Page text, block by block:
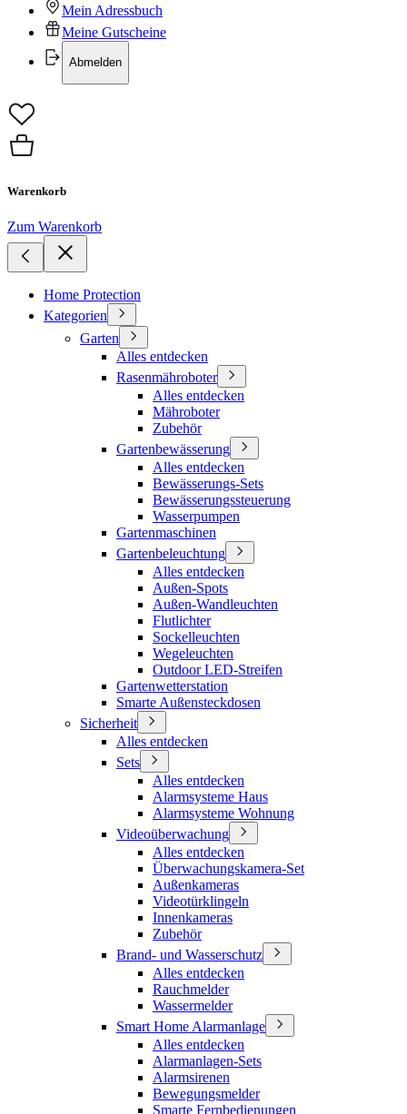
Mein Adressbuch
Meine Gutscheine
Abmelden
Warenkorb
Zum Warenkorb
Home Protection
Kategorien
Garten
Alles entdecken
Rasenmähroboter
Alles entdecken
Mähroboter
Zubehör
Gartenbewässerung
Alles entdecken
Bewässerungs-Sets
Bewässerungssteuerung
Wasserpumpen
Gartenmaschinen
Gartenbeleuchtung
Alles entdecken
Außen-Spots
Außen-Wandleuchten
Flutlichter
Sockelleuchten
Wegeleuchten
Outdoor LED-Streifen
Gartenwetterstation
Smarte Außensteckdosen
Sicherheit
Alles entdecken
Sets
Alles entdecken
Alarmsysteme Haus
Alarmsysteme Wohnung
Videoüberwachung
Alles entdecken
Überwachungskamera-Set
Außenkameras
Videotürklingeln
Innenkameras
Zubehör
Brand- und Wasserschutz
Alles entdecken
Rauchmelder
Wassermelder
Smart Home Alarmanlage
Alles entdecken
Alarmanlagen-Sets
Alarmsirenen
Bewegungsmelder
Smarte Fernbedienungen